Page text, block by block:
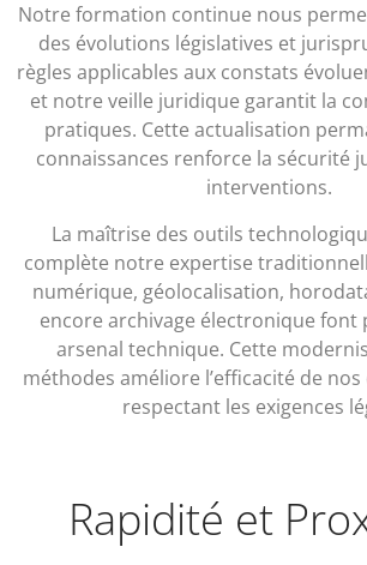
Notre formation continue nous
des évolutions législatives et
règles applicables aux constats
et notre veille juridique garantit la
pratiques. Cette actualisation
connaissances renforce la sécurité
interventions.
La maîtrise des outils
complète notre expertise
numérique, géolocalisation,
encore archivage électronique font
arsenal technique. Cette
méthodes améliore l’efficacité de
respectant les exigences
Rapidité et